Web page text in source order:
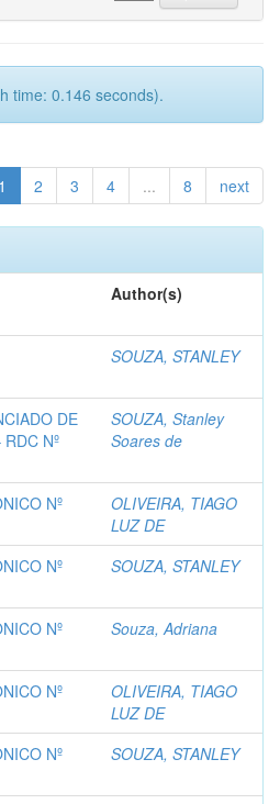
time: 0.146 seconds).
1 2 3 4 ... 8 next
Author(s)
SOUZA, STANLEY
DE
Nº
SOUZA, Stanley
Soares de
Nº
OLIVEIRA, TIAGO
LUZ DE
Nº
SOUZA, STANLEY
Nº
Souza, Adriana
Nº
OLIVEIRA, TIAGO
LUZ DE
Nº
SOUZA, STANLEY